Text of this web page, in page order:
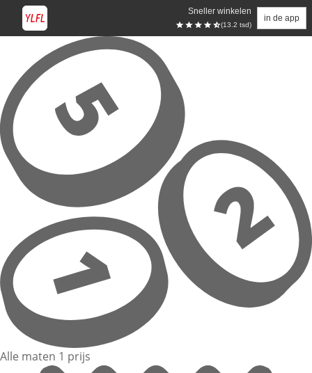
Sneller winkelen
(13.2 tsd)
in de app
Overslaan naar hoofdinhoud
Alle maten 1 prijs